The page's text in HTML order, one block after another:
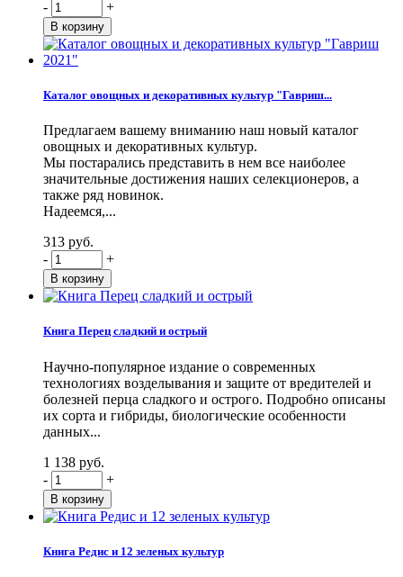
-
+
Каталог овощных и декоративных культур "Гавриш...
Предлагаем вашему вниманию наш новый каталог
овощных и декоративных культур.
Мы постарались представить в нем все наиболее
значительные достижения наших селекционеров, а
также ряд новинок.
Надеемся,...
313 руб.
-
+
Книга Перец сладкий и острый
Научно-популярное издание о современных
технологиях возделывания и защите от вредителей и
болезней перца сладкого и острого. Подробно описаны
их сорта и гибриды, биологические особенности
данных...
1 138 руб.
-
+
Книга Редис и 12 зеленых культур